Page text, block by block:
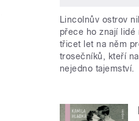
Lincolnův ostrov
přece ho znají lidé
třicet let na něm
trosečníků, kteří
nejedno tajemství.